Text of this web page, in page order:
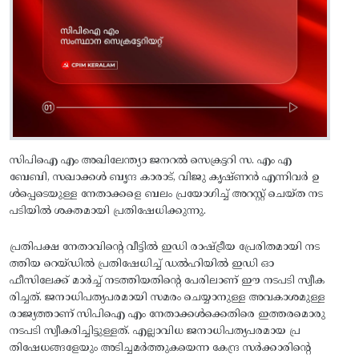
സിപിഐ എം അഖിലേന്ത്യാ ജനറല്‍ സെക്രട്ടറി സ. എം എ
ബേബി, സഖാക്കള്‍ ബൃന്ദ കാരാട്‌, വിജു കൃഷ്‌ണന്‍ എന്നിവർ ഉ
ള്‍പ്പെടെയുള്ള നേതാക്കളെ ബലം പ്രയോഗിച്ച്‌ അറസ്റ്റ്‌ ചെയ്‌ത നട
പടിയില്‍ ശക്തമായി പ്രതിഷേധിക്കുന്നു.
പ്രതിപക്ഷ നേതാവിന്റെ വീട്ടില്‍ ഇഡി രാഷ്‌ട്രീയ പ്രേരിതമായി നട
ത്തിയ റെയ്‌ഡില്‍ പ്രതിഷേധിച്ച്‌ ഡല്‍ഹിയില്‍ ഇഡി ഓ
ഫീസിലേക്ക്‌ മാര്‍ച്ച്‌ നടത്തിയതിന്റെ പേരിലാണ്‌ ഈ നടപടി സ്വീക
രിച്ചത്‌. ജനാധിപത്യപരമായി സമരം ചെയ്യാനുള്ള അവകാശമുള്ള
രാജ്യത്താണ്‌ സിപിഐ എം നേതാക്കള്‍ക്കെതിരെ ഇത്തരമൊരു
നടപടി സ്വീകരിച്ചിട്ടുള്ളത്‌. എല്ലാവിധ ജനാധിപത്യപരമായ പ്ര
തിഷേധങ്ങളേയും അടിച്ചമര്‍ത്തുകയെന്ന കേന്ദ്ര സര്‍ക്കാരിന്റെ